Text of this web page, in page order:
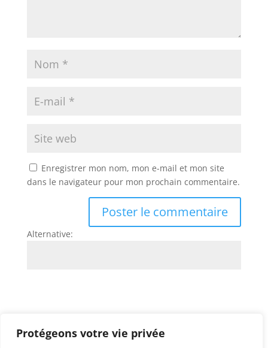
Protégeons votre vie privée
Enregistrer mon nom, mon e-mail et mon site
dans le navigateur pour mon prochain commentaire.
Alternative: